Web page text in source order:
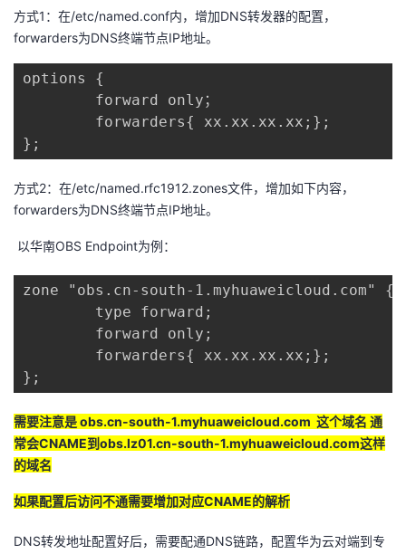
子
直
的
我
注
开
发
学
课
程
的
认
证
我
的
实
我
的
的
Programs
我
的
持
术
支
持
云
声
建
方式1：在/etc/named.conf内，增加DNS转发器的配置，
forwarders为DNS终端节点IP地址。
options {
forward only；
forwarders{ xx.xx.xx.xx;};
};
方式2：在/etc/named.rfc1912.zones文件，增加如下内容，
forwarders为DNS终端节点IP地址。
以华南OBS Endpoint为例：
zone "obs.cn-south-1.myhuaweicloud.com" {
type forward;
forward only;
forwarders{ xx.xx.xx.xx;};
};
需要注意是 obs.cn-south-1.myhuaweicloud.com 这个域名 通
常会CNAME到obs.lz01.cn-south-1.myhuaweicloud.com这样
的域名
如果配置后访问不通需要增加对应CNAME的解析
DNS转发地址配置好后，需要配通DNS链路，配置华为云对端到专